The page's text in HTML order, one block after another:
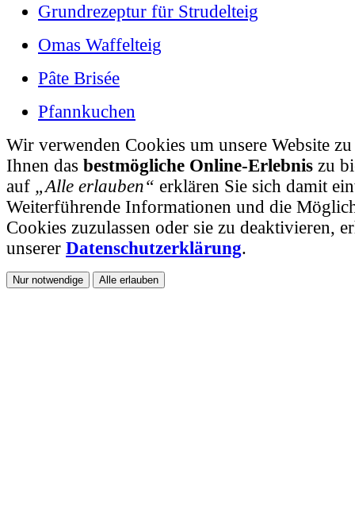
Grundrezeptur für Strudelteig
Omas Waffelteig
Pâte Brisée
Pfannkuchen
Wir verwenden Cookies um unsere Website
Ihnen das bestmögliche Online-Erlebnis zu
auf „Alle erlauben“ erklären Sie sich damit
Weiterführende Informationen und die
Cookies zuzulassen oder sie zu deaktivieren,
unserer Datenschutzerklärung.
Nur notwendige Alle erlauben